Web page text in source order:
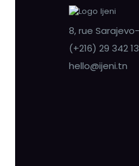
8, rue
(+216) 29 342
hello@ijeni.tn